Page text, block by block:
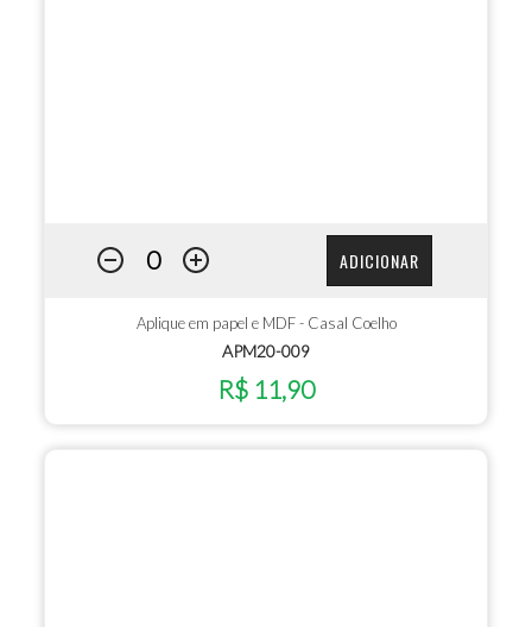
ADICIONAR
Aplique em papel e MDF - Casal Coelho
APM20-009
R$ 11,90